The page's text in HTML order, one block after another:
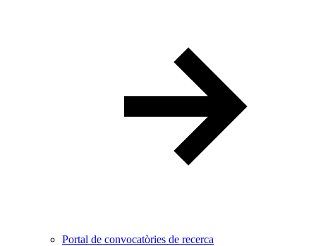
Portal de convocatòries de recerca